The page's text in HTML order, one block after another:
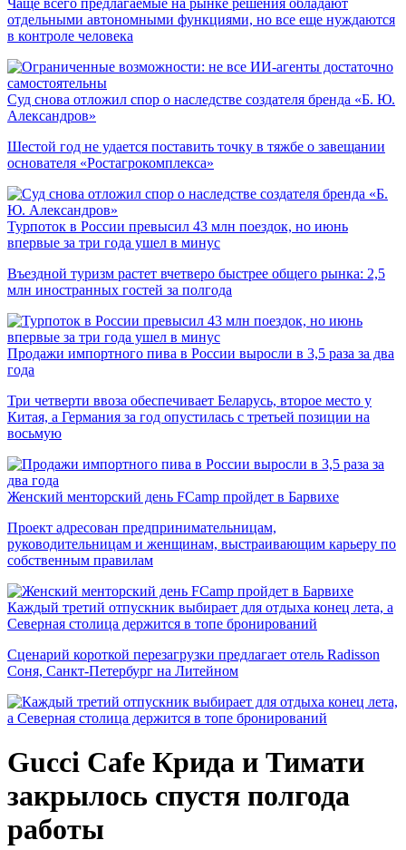
Чаще всего предлагаемые на рынке решения обладают
отдельными автономными функциями, но все еще нуждаются
в контроле человека
Суд снова отложил спор о наследстве создателя бренда «Б. Ю.
Александров»
Шестой год не удается поставить точку в тяжбе о завещании
основателя «Ростагрокомплекса»
Турпоток в России превысил 43 млн поездок, но июнь
впервые за три года ушел в минус
Въездной туризм растет вчетверо быстрее общего рынка: 2,5
млн иностранных гостей за полгода
Продажи импортного пива в России выросли в 3,5 раза за два
года
Три четверти ввоза обеспечивает Беларусь, второе место у
Китая, а Германия за год опустилась с третьей позиции на
восьмую
Женский менторский день FCamp пройдет в Барвихе
Проект адресован предпринимательницам,
руководительницам и женщинам, выстраивающим карьеру по
собственным правилам
Каждый третий отпускник выбирает для отдыха конец лета, а
Северная столица держится в топе бронирований
Сценарий короткой перезагрузки предлагает отель Radisson
Соня, Санкт-Петербург на Литейном
Gucci Cafe Крида и Тимати
закрылось спустя полгода
работы